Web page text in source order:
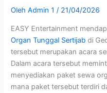
OlehAdmin 1/ 21/04/2026
EASY Entertainment
Organ Tunggal Sertijab di
tersebut merupakan acara
Dalam acara tersebut
menyediakan paket sewa
mana paket tersebut terdiri